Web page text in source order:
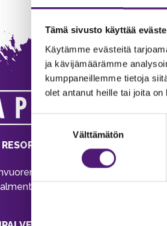
Tämä sivusto käyttää
Käytämme evästeitä
ja kävijämäärämme
kumppaneillemme tietoja
olet antanut heille tai joita
Välttämätön
200
Pälkäne